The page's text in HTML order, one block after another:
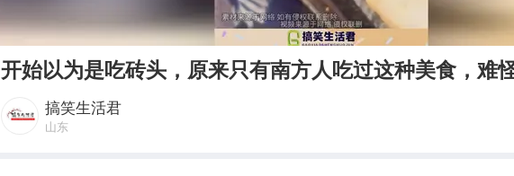
00:00
开始以为是吃砖头，原来只有南方人吃过这种美食，难
搞笑生活君
山东